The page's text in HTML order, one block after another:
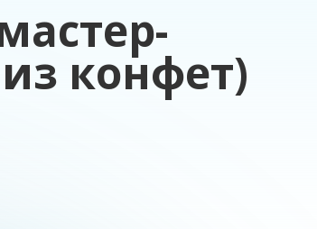
конфет)